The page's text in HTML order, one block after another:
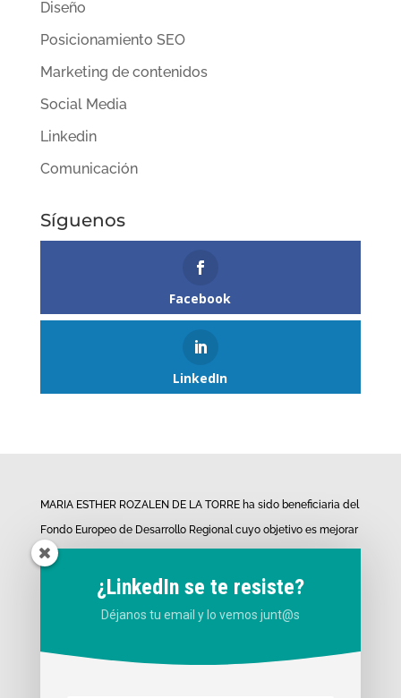
Diseño
Posicionamiento SEO
Marketing de contenidos
Social Media
Linkedin
Comunicación
Síguenos
Facebook
LinkedIn
MARIA ESTHER ROZALEN DE LA TORRE ha sido beneficiaria del
Fondo Europeo de Desarrollo Regional cuyo objetivo es mejorar
el uso y la calidad de las tecnologías de la información y de las
comunicaciones y el acceso a las mismas y gracias al que ha
audiovisual para uso en Internet». para la mejora de
¿LinkedIn se te resiste?
Déjanos tu email y lo vemos junt@s